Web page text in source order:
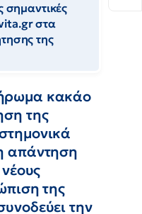
σημαντικές
στα
της
κακάο
της
απάντηση
της
την